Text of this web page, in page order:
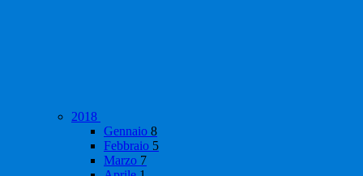
2018
Gennaio 8
Febbraio 5
Marzo 7